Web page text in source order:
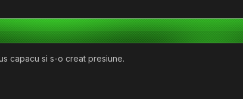
capacu si s-o creat presiune.